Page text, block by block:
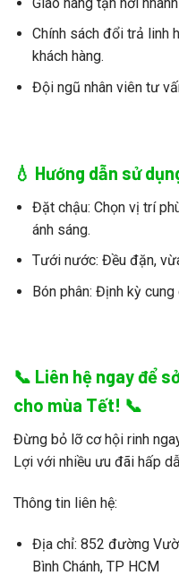
Chính sách đổi trả linh
khách hàng.
Đội ngũ nhân viên tư
💧 Hướng dẫn sử
Đặt chậu: Chọn vị trí
ánh sáng.
Tưới nước: Đều đặn,
Bón phân: Định kỳ cung
📞 Liên hệ ngay để
cho mùa Tết! 📞
Đừng bỏ lỡ cơ hội rinh
Lợi với nhiều ưu đãi hấp
Thông tin liên hệ:
Địa chỉ: 852 đường
Bình Chánh, TP HCM